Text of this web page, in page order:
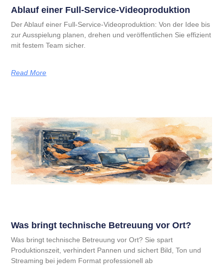
Ablauf einer Full-Service-Videoproduktion
Der Ablauf einer Full-Service-Videoproduktion: Von der Idee bis
zur Ausspielung planen, drehen und veröffentlichen Sie effizient
mit festem Team sicher.
Read More
Was bringt technische Betreuung vor Ort?
Was bringt technische Betreuung vor Ort? Sie spart
Produktionszeit, verhindert Pannen und sichert Bild, Ton und
Streaming bei jedem Format professionell ab